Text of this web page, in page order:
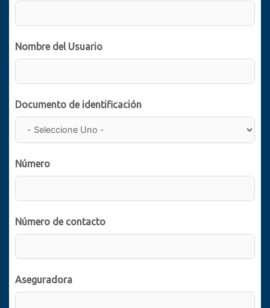
Nombre del Usuario
Documento de identificación
Número
Número de contacto
Aseguradora